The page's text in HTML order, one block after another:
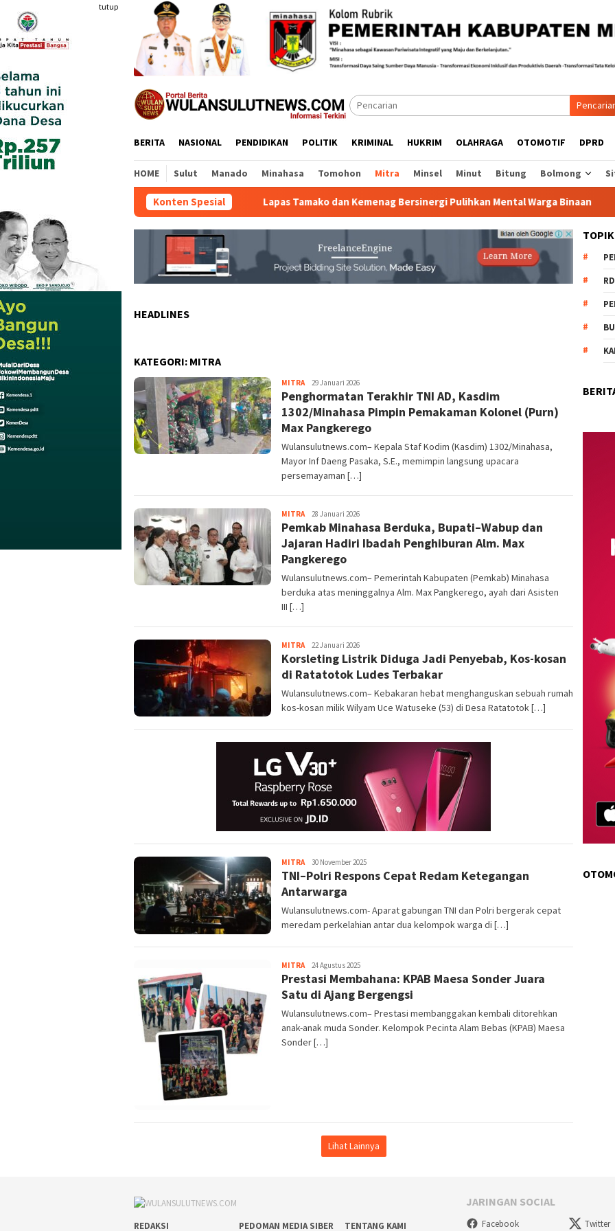
konten
tutup
BERITA NASIONAL PENDIDIKAN POLITIK KRIMINAL HUKRIM OLAHRAGA OTOMOTIF DPRD
HOME Sulut Manado Minahasa Tomohon Mitra Minsel Minut Bitung Bolmong
Konten SpesialLapas Tamako dan Kemenag Bersinergi Pulihkan Mental Warga Binaan 114
HEADLINES
KATEGORI: MITRA
MITRApinkymediagrup@gmail.com
29 Januari 2026
Penghormatan Terakhir TNI AD, Kasdim
1302/Minahasa Pimpin Pemakaman Kolonel (Purn)
Max Pangkerego
Wulansulutnews.com– Kepala Staf Kodim (Kasdim) 1302/Minahasa,
Mayor Inf Daeng Pasaka, S.E., memimpin langsung upacara
persemayaman […]
MITRApinkymediagrup@gmail.com
28 Januari 2026
Pemkab Minahasa Berduka, Bupati–Wabup dan
Jajaran Hadiri Ibadah Penghiburan Alm. Max
Pangkerego
Wulansulutnews.com– Pemerintah Kabupaten (Pemkab) Minahasa
berduka atas meninggalnya Alm. Max Pangkerego, ayah dari Asisten
III […]
MITRApinkymediagrup@gmail.com
22 Januari 2026
Korsleting Listrik Diduga Jadi Penyebab, Kos-kosan
di Ratatotok Ludes Terbakar
Wulansulutnews.com– Kebakaran hebat menghanguskan sebuah rumah
kos-kosan milik Wilyam Uce Watuseke (53) di Desa Ratatotok […]
MITRApinkymediagrup@gmail.com
30 November 2025
TNI–Polri Respons Cepat Redam Ketegangan
Antarwarga
Wulansulutnews.com- Aparat gabungan TNI dan Polri bergerak cepat
meredam perkelahian antar dua kelompok warga di […]
MITRA pinkymediagrup@gmail.com
24 Agustus 2025
Prestasi Membahana: KPAB Maesa Sonder Juara
Satu di Ajang Bergengsi
Wulansulutnews.com– Prestasi membanggakan kembali ditorehkan
anak-anak muda Sonder. Kelompok Pecinta Alam Bebas (KPAB) Maesa
Sonder […]
Lihat Lainnya
REDAKSI PEDOMAN MEDIA SIBER TENTANG KAMI
JARINGAN SOCIAL
Facebook Twitter